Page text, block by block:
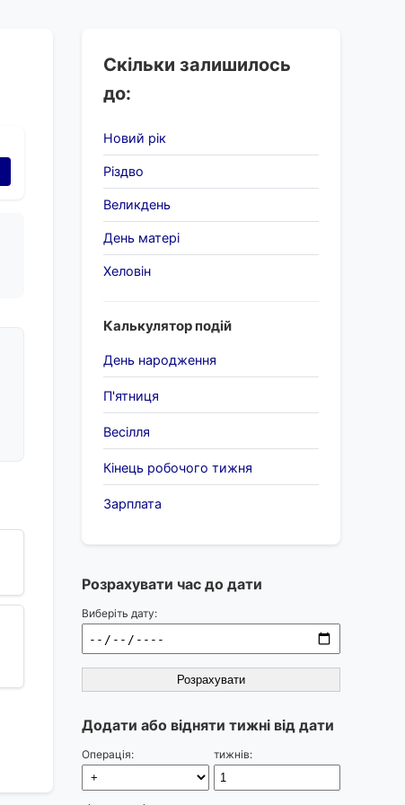
Скільки залишилось
до:
Новий рік
Різдво
Великдень
День матері
Хеловін
Калькулятор подій
День народження
П'ятниця
Весілля
Кінець робочого тижня
Зарплата
Розрахувати час до дати
Виберіть дату:
Розрахувати
Додати або відняти тижні від дати
Операція: тижнів: